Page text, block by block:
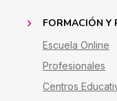
FORMACIÓN Y
Escuela Online
Profesionales
Centros